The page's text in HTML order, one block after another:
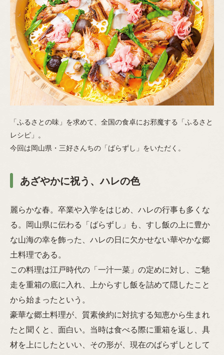
「ふるさとの味」を求めて、全国の食卓にお邪魔する「ふるさと
レシピ」。
今回は岡山県・三好さんちの「ばらずし」をいただく。
あざやかに祝う、ハレの色
麗らかな春。卒業や入学をはじめ、ハレの行事も多くな
る。岡山県に伝わる「ばらずし」も、すし飯の上に豊か
な山海の幸を飾った、ハレの日に欠かせない華やかな郷
土料理である。
この料理は江戸時代の「一汁一菜」の定めに対し、ご馳
走を重箱の底に入れ、上からすし飯を詰めて隠したこと
から始まったという。
豪華な郷土料理が、質素倹約に対抗する知恵から生まれ
たと聞くと、面白い。当時は食べる際に重箱を返し、具
材を上にしたといい、その形が、現在のばらずしとして